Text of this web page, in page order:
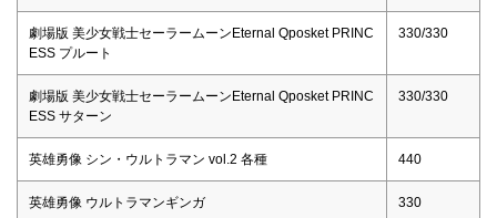
劇場版 美少女戦士セーラームーンEternal Qposket PRINC
ESS プルート
330/330
劇場版 美少女戦士セーラームーンEternal Qposket PRINC
ESS サターン
330/330
英雄勇像 シン・ウルトラマン vol.2 各種 440
英雄勇像 ウルトラマンギンガ 330